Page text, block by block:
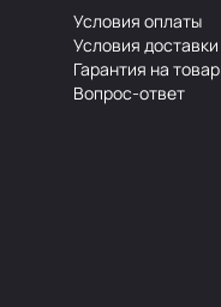
Условия оплаты
Условия доставки
Гарантия на товар
Вопрос-ответ